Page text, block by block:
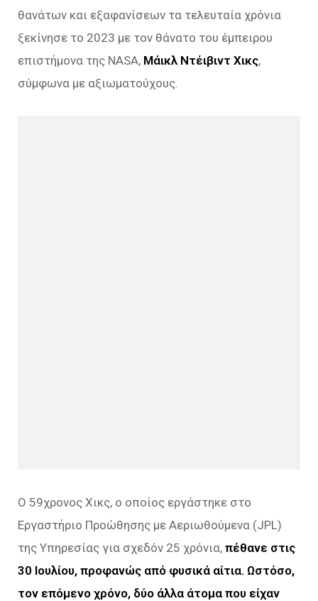
θανάτων και εξαφανίσεων τα τελευταία χρόνια
ξεκίνησε το 2023 με τον θάνατο του έμπειρου
επιστήμονα της NASA, Μάικλ Ντέιβιντ Χικς,
σύμφωνα με αξιωματούχους.
Ο 59χρονος Χικς, ο οποίος εργάστηκε στο
Εργαστήριο Προώθησης με Αεριωθούμενα (JPL)
της Υπηρεσίας για σχεδόν 25 χρόνια, πέθανε στις
30 Ιουλίου, προφανώς από φυσικά αίτια. Ωστόσο,
τον επόμενο χρόνο, δύο άλλα άτομα που είχαν